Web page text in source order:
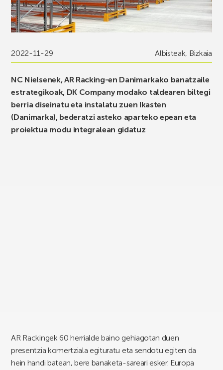
2022-11-29 Albisteak, Bizkaia
NC Nielsenek, AR Racking-en Danimarkako banatzaile
estrategikoak, DK Company modako taldearen biltegi
berria diseinatu eta instalatu zuen Ikasten
(Danimarka), bederatzi asteko aparteko epean eta
proiektua modu integralean gidatuz
AR Rackingek 60 herrialde baino gehiagotan duen
presentzia komertziala egituratu eta sendotu egiten da
hein handi batean, bere banaketa-sareari esker. Europa